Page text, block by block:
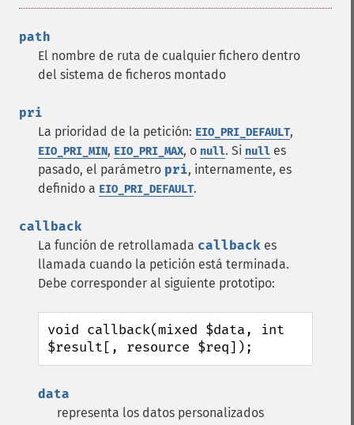
path
El nombre de ruta de cualquier fichero dentro
del sistema de ficheros montado
pri
La prioridad de la petición: EIO_PRI_DEFAULT,
EIO_PRI_MIN, EIO_PRI_MAX, o null. Si null es
pasado, el parámetro pri, internamente, es
definido a EIO_PRI_DEFAULT.
callback
La función de retrollamada callback es
llamada cuando la petición está terminada.
Debe corresponder al siguiente prototipo:
void callback(mixed $data, int
$result[, resource $req]);
data
representa los datos personalizados